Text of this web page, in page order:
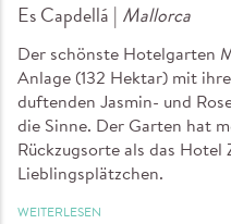
Es Capdellá | Mallorca
Der schönste Hotelgarten
Anlage (132 Hektar) mit
duftenden Jasmin- und
die Sinne. Der Garten hat
Rückzugsorte als das
Lieblingsplätzchen.
WEITERLESEN